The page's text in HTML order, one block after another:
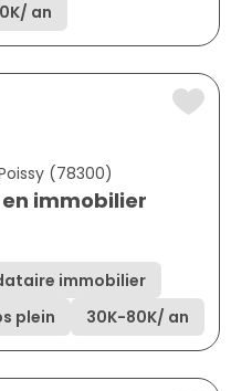
/ an
(78300)
immobilier
immobilier
plein 30K-80K/ an